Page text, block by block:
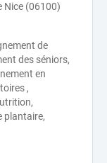
Nice (06100)
de
des séniors,
en
,
plantaire,